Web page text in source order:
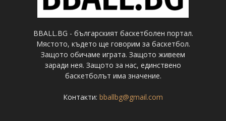
BBALL.BG - българският баскетболен портал.
Мястото, където ще говорим за баскетбол.
Защото обичаме играта. Защото живеем
заради нея. Защото за нас, единствено
баскетболът има значение.
Контакти: bballbg@gmail.com